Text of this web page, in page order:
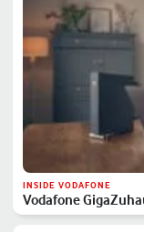
INSIDE VODAFONE
Vodafone